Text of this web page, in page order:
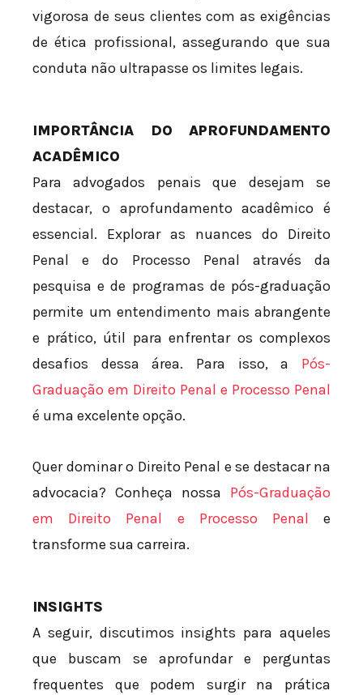
vigorosa de seus clientes com as exigências
de ética profissional, assegurando que sua
conduta não ultrapasse os limites legais.
IMPORTÂNCIA DO APROFUNDAMENTO
ACADÊMICO
Para advogados penais que desejam se
destacar, o aprofundamento acadêmico é
essencial. Explorar as nuances do Direito
Penal e do Processo Penal através da
pesquisa e de programas de pós-graduação
permite um entendimento mais abrangente
e prático, útil para enfrentar os complexos
desafios dessa área. Para isso, a Pós-
Graduação em Direito Penal e Processo Penal
é uma excelente opção.
Quer dominar o Direito Penal e se destacar na
advocacia? Conheça nossa Pós-Graduação
em Direito Penal e Processo Penal e
transforme sua carreira.
INSIGHTS
A seguir, discutimos insights para aqueles
que buscam se aprofundar e perguntas
frequentes que podem surgir na prática